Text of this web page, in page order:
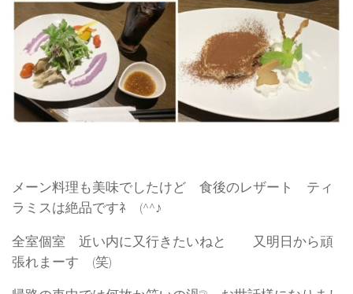
メーン料理も美味でしたけど 食後のレザート ティ
ラミスは絶品ですﾈ (^^♪
全室個室 近い内に又行きたいねと 又明日から頑
張れまーす (笑)